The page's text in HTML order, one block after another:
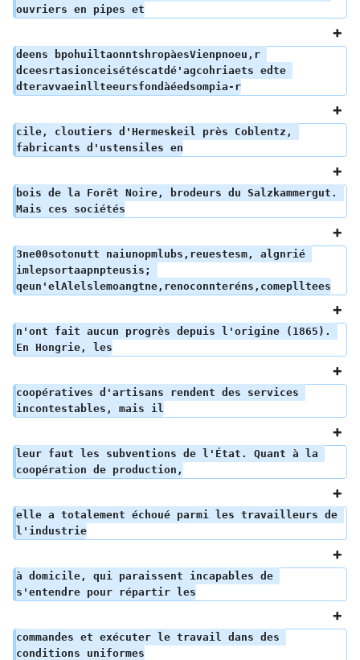
ouvriers en pipes et
deens bpohuiltaonntshropàesVienpnoeu,r
dceesrtasionceisétéscatdé'agcohriaets edte
dteravvaeinllteeursfondàéedsompia-r
cile, cloutiers d'Hermeskeil près Coblentz,
fabricants d'ustensiles en
bois de la Forêt Noire, brodeurs du Salzkammergut.
Mais ces sociétés
3ne00sotonutt naiunopmlubs,reuestesm, algnrié
imlepsortaapnpteusis;
qeun'elAlelslemoangtne,renoconnteréns,comeplltees
n'ont fait aucun progrès depuis l'origine (1865).
En Hongrie, les
coopératives d'artisans rendent des services
incontestables, mais il
leur faut les subventions de l'État. Quant à la
coopération de production,
elle a totalement échoué parmi les travailleurs de
l'industrie
à domicile, qui paraissent incapables de
s'entendre pour répartir les
commandes et exécuter le travail dans des
conditions uniformes